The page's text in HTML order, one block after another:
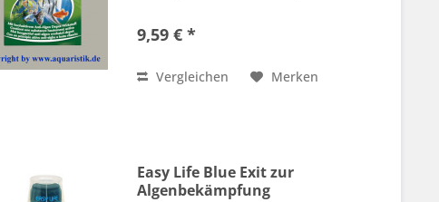
vor Enthält hochwirksame
Wirkungsspektrum Mit...
9,59 € *
Vergleichen Merken
Easy Life Blue Exit zur
Algenbekämpfung